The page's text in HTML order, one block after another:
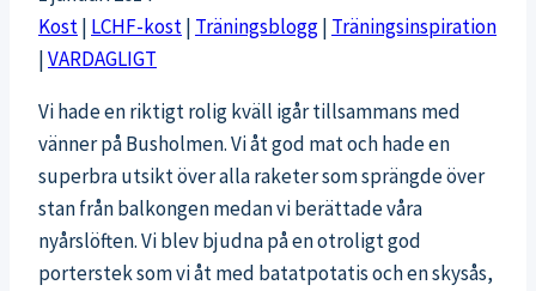
Kost| LCHF-kost| Träningsblogg| Träningsinspiration
|VARDAGLIGT
Vi hade en riktigt rolig kväll igår tillsammans med
vänner på Busholmen. Vi åt god mat och hade en
superbra utsikt över alla raketer som sprängde över
stan från balkongen medan vi berättade våra
nyårslöften. Vi blev bjudna på en otroligt god
porterstek som vi åt med batatpotatis och en skysås,